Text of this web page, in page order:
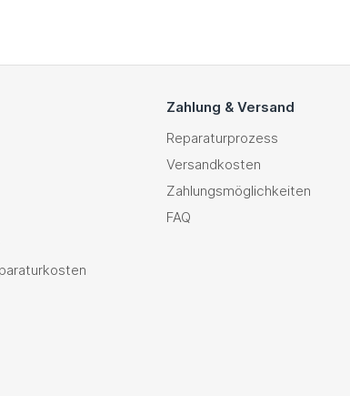
Zahlung & Versand
Reparaturprozess
Versandkosten
Zahlungsmöglichkeiten
FAQ